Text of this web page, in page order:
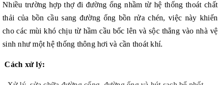
Nhiều trường hợp thợ đi đường ống nhầm từ hệ thống thoát chất
thải của bồn cầu sang đường ống bồn rửa chén, việc này khiến
cho các mùi khó chịu từ hầm cầu bốc lên và sộc thẳng vào nhà vệ
sinh như một hệ thống thông hơi và cần thoát khí.
Cách xử lý: